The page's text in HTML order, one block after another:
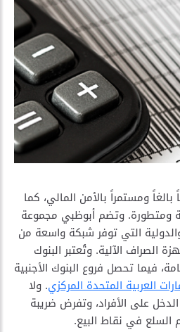
ومستمراً بالأمن المالي، كما
ومتطورة. وتضم أبوظبي مجموعة
التي توفر شبكة واسعة من
الصراف الآلية. وتُعتبر البنوك
فيما تحصل فروع البنوك الأجنبية
العربية المتحدة المركزي. ولا
على الأفراد، وتفرض ضريبة
في نقاط البيع.